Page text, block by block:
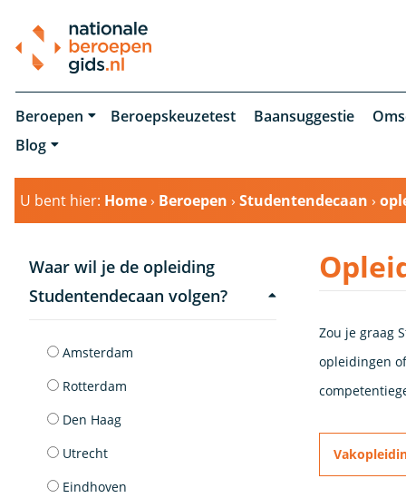
Beroepen Beroepskeuzetest Baansuggestie
Blog
U bent hier: Home› Beroepen › Studentendecaan ›
Waar wil je de opleiding
Studentendecaan volgen?
Amsterdam
Rotterdam
Den Haag
Utrecht
Eindhoven
Zou je graag
opleidingen